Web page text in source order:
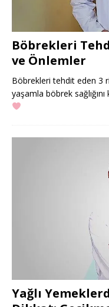
Böbrekleri
ve Önlemler
Böbrekleri tehdit eden 3
yaşamla böbrek
Yağlı